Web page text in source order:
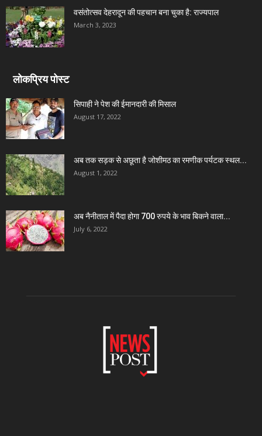
वसंतोत्सव देहरादून की पहचान बना चुका है: राज्यपाल
March 3, 2023
लोकप्रिय पोस्ट
सिपाही ने पेश की ईमानदारी की मिसाल
August 17, 2022
अब तक सड़क से अछूता है जोशीमठ का रमणीक पर्यटक स्थल...
August 1, 2022
अब नैनीताल में पैदा होगा 700 रुपये के भाव बिकने वाला...
July 6, 2022